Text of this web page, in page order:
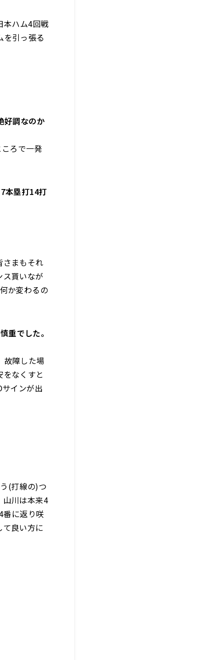
本ハム4回戦
を引っ張る
好調なのか
ろで一発
本塁打14打
さまもそれ
貰いなが
か変わるの
重でした。
故障した場
なくすと
インが出
(打線の)つ
山川は本来4
番に返り咲
良い方に